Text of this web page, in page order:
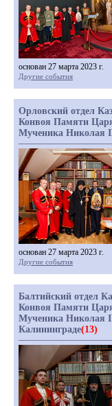
основан 27 марта 2023 г.
Другие события
Орловский отдел
Конвоя Памяти
Мученика Николая
основан 27 марта 2023 г.
Другие события
Балтийский отдел
Конвоя Памяти
Мученика Николая
Калининграде(13)